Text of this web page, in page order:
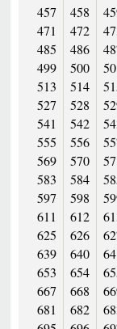
457
458
471
472
485
486
499
500
513
514
527
528
541
542
555
556
569
570
583
584
597
598
611
612
625
626
639
640
653
654
667
668
681
682